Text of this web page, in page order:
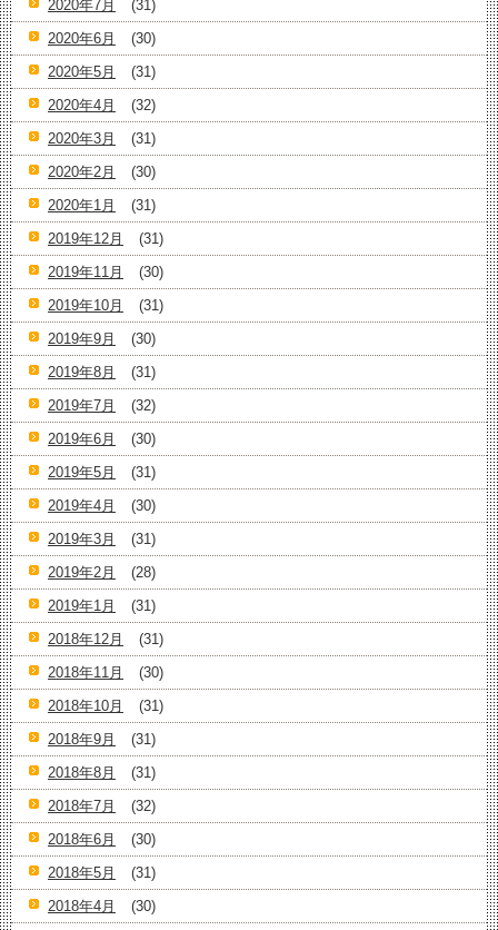
2020年7月
(31)
2020年6月
(30)
2020年5月
(31)
2020年4月
(32)
2020年3月
(31)
2020年2月
(30)
2020年1月
(31)
2019年12月
(31)
2019年11月
(30)
2019年10月
(31)
2019年9月
(30)
2019年8月
(31)
2019年7月
(32)
2019年6月
(30)
2019年5月
(31)
2019年4月
(30)
2019年3月
(31)
2019年2月
(28)
2019年1月
(31)
2018年12月
(31)
2018年11月
(30)
2018年10月
(31)
2018年9月
(31)
2018年8月
(31)
2018年7月
(32)
2018年6月
(30)
2018年5月
(31)
2018年4月
(30)